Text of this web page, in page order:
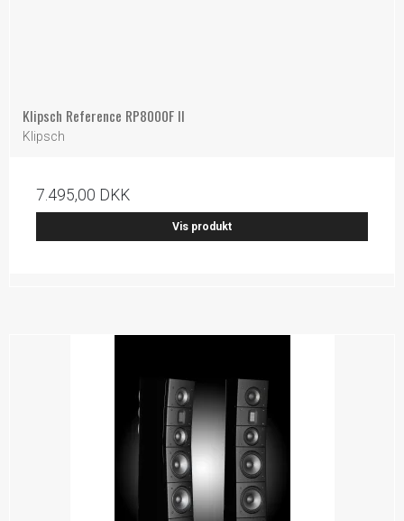
Klipsch Reference RP8000F II
Klipsch
7.495,00 DKK
Vis produkt